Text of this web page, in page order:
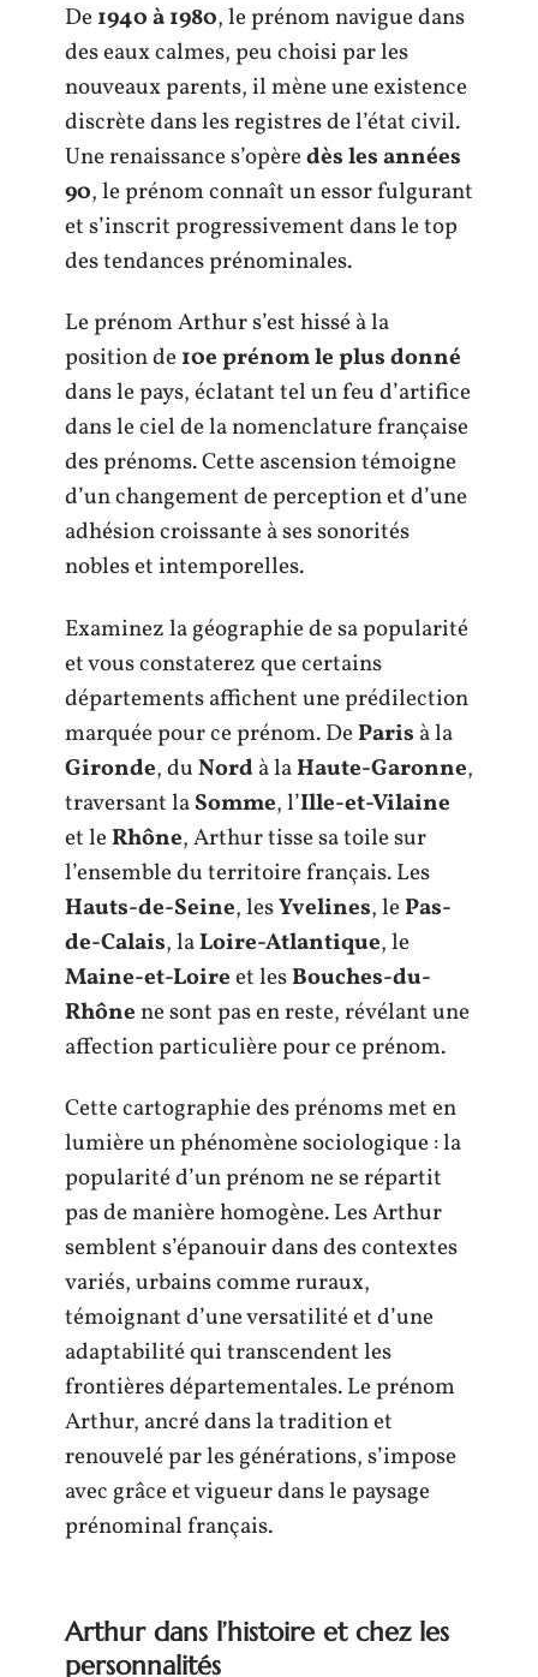
De1940 à 1980, le prénom navigue dans
des eaux calmes, peu choisi par les
nouveaux parents, il mène une existence
discrète dans les registres de l’état civil.
Une renaissance s’opèredès les années
90, le prénom connaît un essor fulgurant
et s’inscrit progressivement dans le top
des tendances prénominales.
Le prénom Arthur s’est hissé à la
position de10e prénom le plus donné
dans le pays, éclatant tel un feu d’artifice
dans le ciel de la nomenclature française
des prénoms. Cette ascension témoigne
d’un changement de perception et d’une
adhésion croissante à ses sonorités
nobles et intemporelles.
Examinez la géographie de sa popularité
et vous constaterez que certains
départements affichent une prédilection
marquée pour ce prénom. DeParis à la
Gironde, duNord à laHaute-Garonne,
traversant laSomme, l’Ille-et-Vilaine
et leRhône, Arthur tisse sa toile sur
l’ensemble du territoire français. Les
Hauts-de-Seine, lesYvelines, lePas-
de-Calais, laLoire-Atlantique, le
Maine-et-Loireet lesBouches-du-
Rhônene sont pas en reste, révélant une
affection particulière pour ce prénom.
Cette cartographie des prénoms met en
lumière un phénomène sociologique : la
popularité d’un prénom ne se répartit
pas de manière homogène. Les Arthur
semblent s’épanouir dans des contextes
variés, urbains comme ruraux,
témoignant d’une versatilité et d’une
adaptabilité qui transcendent les
frontières départementales. Le prénom
Arthur, ancré dans la tradition et
renouvelé par les générations, s’impose
avec grâce et vigueur dans le paysage
prénominal français.
Arthur dans l’histoire et chez les
personnalités